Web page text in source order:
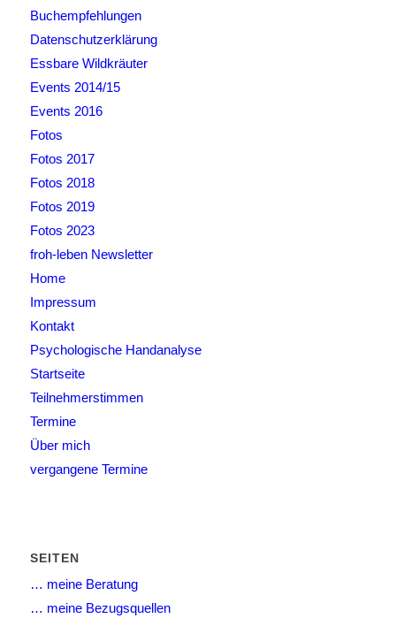
Buchempfehlungen
Datenschutzerklärung
Essbare Wildkräuter
Events 2014/15
Events 2016
Fotos
Fotos 2017
Fotos 2018
Fotos 2019
Fotos 2023
froh-leben Newsletter
Home
Impressum
Kontakt
Psychologische Handanalyse
Startseite
Teilnehmerstimmen
Termine
Über mich
vergangene Termine
SEITEN
… meine Beratung
… meine Bezugsquellen